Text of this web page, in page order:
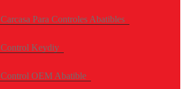
Carcasa Para Controles Abatibles
Control Keydiy
Control OEM Abatible